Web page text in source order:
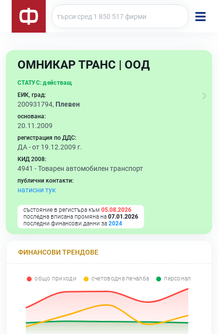
ОМНИКАР ТРАНС | ООД
СТАТУС: действащ
ЕИК, град:
200931794, Плевен
основана:
20.11.2009
регистрация по ДДС:
ДА - от 19.12.2009 г.
КИД 2008:
4941 -Товарен автомобилен транспорт
публични контакти:
натисни тук
състояние в регистъра към 05.08.2026
последна вписана промяна на 07.01.2026
последни финансови данни за 2024
ФИНАНСОВИ ТРЕНДОВЕ
общо приходи счетоводна печалба персонал